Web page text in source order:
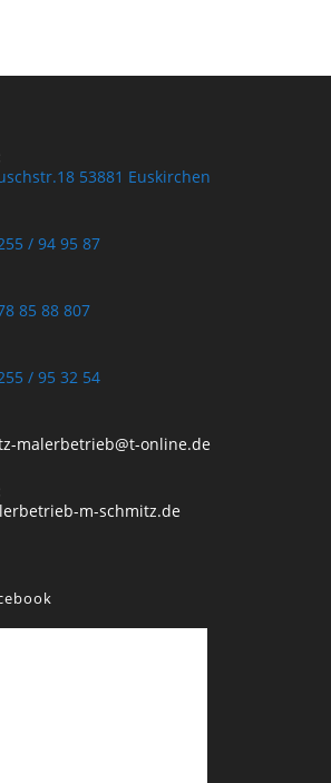
53881 Euskirchen
/ 94 95 87
85 88 807
/ 95 32 54
malerbetrieb@t-online.deOpens
m-schmitz.de